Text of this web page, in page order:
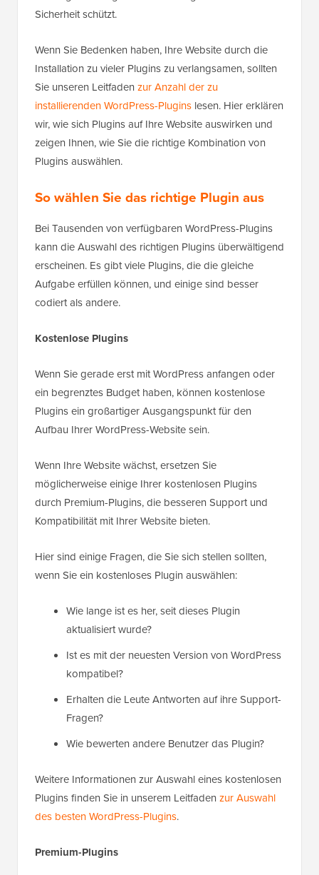
Sicherheit schützt.
Wenn Sie Bedenken haben, Ihre Website durch die
Installation zu vieler Plugins zu verlangsamen, sollten
Sie unseren Leitfaden zur Anzahl der zu
installierenden WordPress-Plugins lesen. Hier erklären
wir, wie sich Plugins auf Ihre Website auswirken und
zeigen Ihnen, wie Sie die richtige Kombination von
Plugins auswählen.
So wählen Sie das richtige Plugin aus
Bei Tausenden von verfügbaren WordPress-Plugins
kann die Auswahl des richtigen Plugins überwältigend
erscheinen. Es gibt viele Plugins, die die gleiche
Aufgabe erfüllen können, und einige sind besser
codiert als andere.
Kostenlose Plugins
Wenn Sie gerade erst mit WordPress anfangen oder
ein begrenztes Budget haben, können kostenlose
Plugins ein großartiger Ausgangspunkt für den
Aufbau Ihrer WordPress-Website sein.
Wenn Ihre Website wächst, ersetzen Sie
möglicherweise einige Ihrer kostenlosen Plugins
durch Premium-Plugins, die besseren Support und
Kompatibilität mit Ihrer Website bieten.
Hier sind einige Fragen, die Sie sich stellen sollten,
wenn Sie ein kostenloses Plugin auswählen:
Wie lange ist es her, seit dieses Plugin
aktualisiert wurde?
Ist es mit der neuesten Version von WordPress
kompatibel?
Erhalten die Leute Antworten auf ihre Support-
Fragen?
Wie bewerten andere Benutzer das Plugin?
Weitere Informationen zur Auswahl eines kostenlosen
Plugins finden Sie in unserem Leitfaden zur Auswahl
des besten WordPress-Plugins.
Premium-Plugins